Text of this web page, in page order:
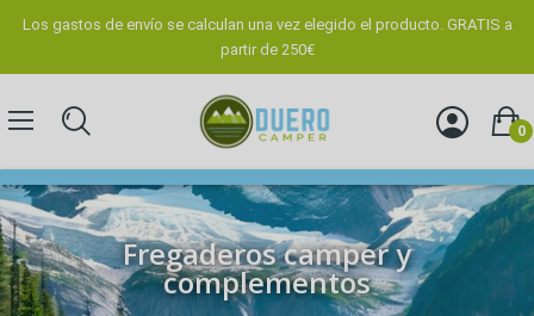
Los gastos de envío se calculan una vez elegido el producto. GRATIS a
partir de 250€
0
Fregaderos camper y
complementos